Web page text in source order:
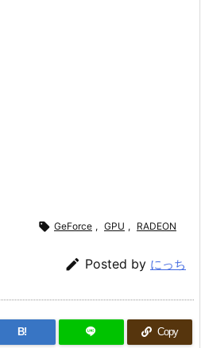
 GeForce , GPU , RADEON
 Posted by にっち
B! Copy